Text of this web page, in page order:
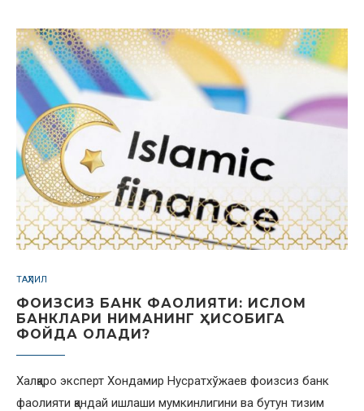
ТАҲЛИЛ
ФОИЗСИЗ БАНК ФАОЛИЯТИ: ИСЛОМ
БАНКЛАРИ НИМАНИНГ ҲИСОБИГА
ФОЙДА ОЛАДИ?
Халқаро эксперт Хондамир Нусратхўжаев фоизсиз банк
фаолияти қандай ишлаши мумкинлигини ва бутун тизим